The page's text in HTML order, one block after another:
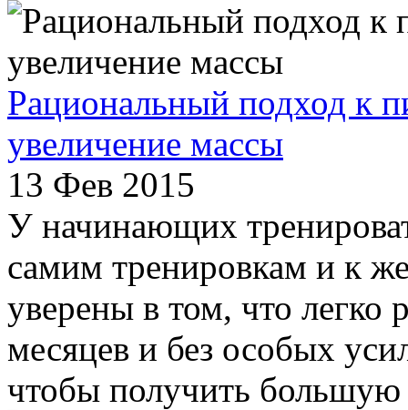
Рациональный подход к
увеличение массы
13 Фев 2015
У начинающих
самим тренировкам и к
уверены в том, что легко
месяцев и без особых
чтобы получить